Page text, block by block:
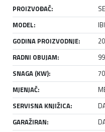
PROIZVOĐAČ:
MODEL:
GODINA PROIZVODNJE:
RADNI OBUJAM:
SNAGA (KW):
70
MJENJAČ:
SERVISNA KNJIŽICA:
GARAŽIRAN: